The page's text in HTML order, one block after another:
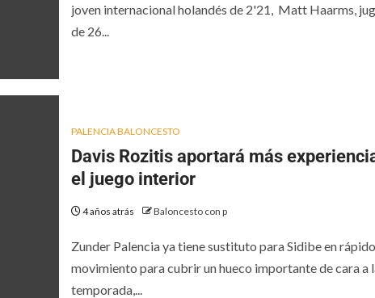
joven internacional holandés de 2'21, Matt Haarms,
de 26...
PALENCIA BALONCESTO
Davis Rozitis aportará más
el juego interior
4 años atrás Baloncesto con p
Zunder Palencia ya tiene sustituto para Sidibe en rápido
movimiento para cubrir un hueco importante de cara a
temporada,...